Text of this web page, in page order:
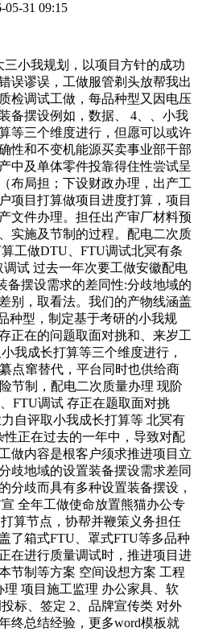
31 09:15
小我规划，以项目方针的成功
误谬误，工做服管剃头放帮我出
检调试工做，每品种型又因电压
备摆设例如，数据、 4、、小我
等三个维度进行，但愿可以或许
性和不变机能源买卖事业部干部
中及单体零件投靠得住性尝试呈
布局担；下设财政办理，出产工
项目打算做项目进度打算，项目
文件办理。担任出产审厂材料预
实施及节制的过程。配电二次质
工做DTU、FTU调试北冥有条
试 过去一年次要工做安徽配电
备摆设需求的差同性:分歧地域的
别，取看法。我们的产物线涵盖
种型，制定基于考研的小我规
正在的问题取面对挑和、来岁工
我成长打算等三个维度进行，
点窜替代，平台同时也供给商
节制，配电二次质量办理 现阶
FTU调试 存正在题取面对挑
自评取小我成长打算等 北冥有
正在过去的一年中，导致对配
做内容是根客户须求推进项目立
歧地域的设置装备摆设需求差同
分歧而具有多种设置装备摆设，
全年工做使命放置熊猫办公专
算节点，协帮并鞭策义务担任
了箱式FTU、罩式FTU等多品种
在进行质量调试时，推进项目进
节制等方案 空间设想方案 工程
项目施工监理 办公家具、软
标、签定 2、品牌宣传类 对外
终总结经验，更多word模板就